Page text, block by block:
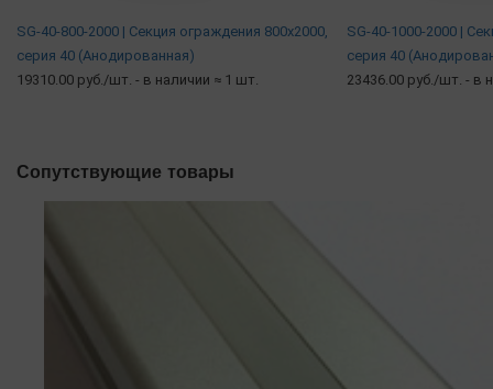
SG-40-800-2000 | Секция ограждения 800x2000,
серия 40 (Анодированная)
19310.00 руб./шт. - в наличии ≈ 1 шт.
SG-40-1000-2000 |
серия 40
23436.00 руб./шт. - в
Сопутствующие товары